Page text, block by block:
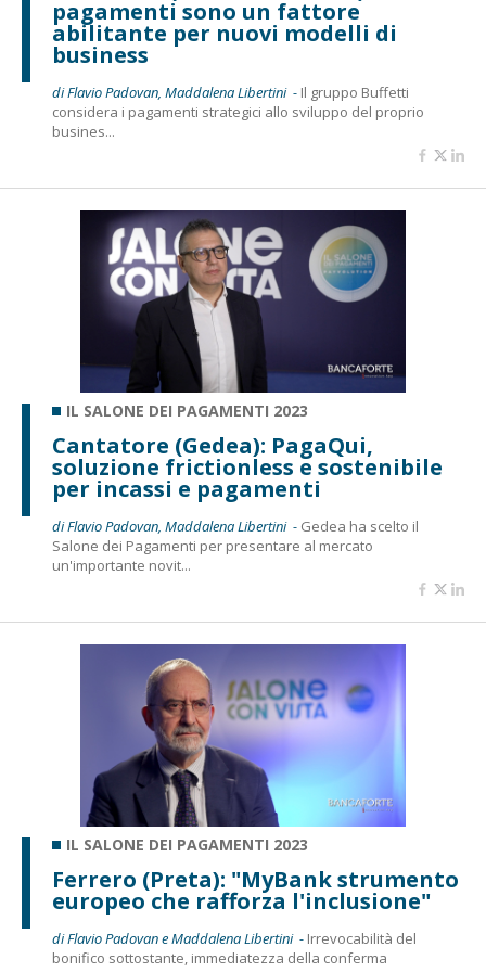
pagamenti sono un fattore
abilitante per nuovi modelli di
business
di Flavio Padovan, Maddalena Libertini - Il gruppo Buffetti
considera i pagamenti strategici allo sviluppo del proprio
busines...
IL SALONE DEI PAGAMENTI 2023
Cantatore (Gedea): PagaQui,
soluzione frictionless e sostenibile
per incassi e pagamenti
di Flavio Padovan, Maddalena Libertini - Gedea ha scelto il
Salone dei Pagamenti per presentare al mercato
un'importante novit...
IL SALONE DEI PAGAMENTI 2023
Ferrero (Preta): "MyBank strumento
europeo che rafforza l'inclusione"
di Flavio Padovan e Maddalena Libertini - Irrevocabilità del
bonifico sottostante, immediatezza della conferma